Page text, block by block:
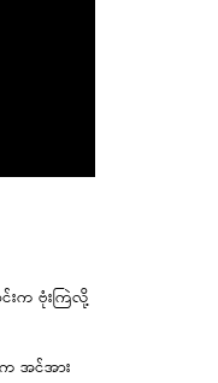
းက ဗုံးကြဲလို့
အင်အား